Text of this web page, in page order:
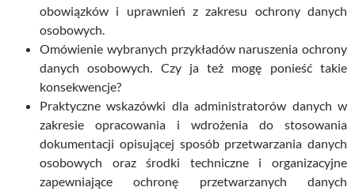
obowiązków i uprawnień z zakresu ochrony danych
osobowych.
Omówienie wybranych przykładów naruszenia ochrony
danych osobowych. Czy ja też mogę ponieść takie
konsekwencje?
Praktyczne wskazówki dla administratorów danych w
zakresie opracowania i wdrożenia do stosowania
dokumentacji opisującej sposób przetwarzania danych
osobowych oraz środki techniczne i organizacyjne
zapewniające ochronę przetwarzanych danych